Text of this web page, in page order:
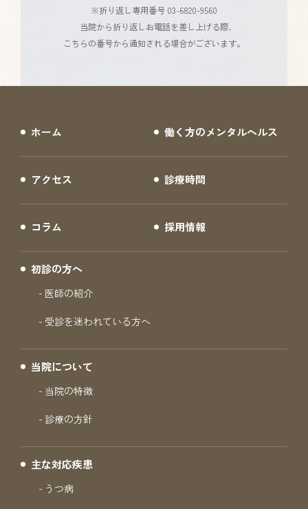
※折り返し専用番号 03-6820-9560
当院から折り返しお電話を差し上げる際、
こちらの番号から通知される場合がございます。
ホーム 働く方のメンタルヘルス
アクセス 診療時間
コラム 採用情報
初診の方へ
医師の紹介
受診を迷われている方へ
当院について
当院の特徴
診療の方針
主な対応疾患
うつ病